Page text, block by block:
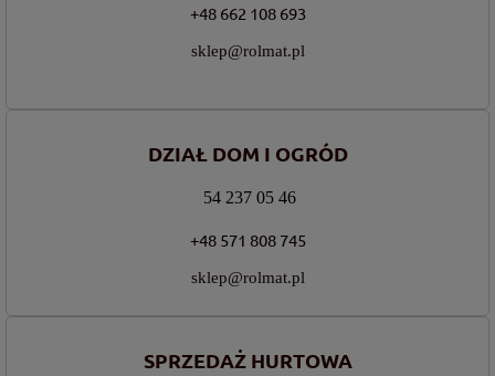
+48 662 108 693
sklep@rolmat.pl
DZIAŁ DOM I OGRÓD
54 237 05 46
+48 571 808 745
sklep@rolmat.pl
SPRZEDAŻ HURTOWA